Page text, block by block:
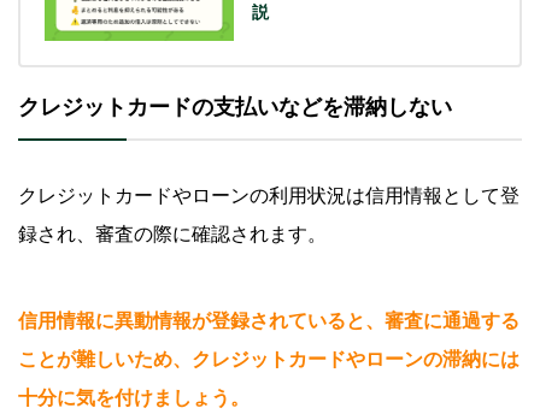
説
クレジットカードの支払いなどを滞納しない
クレジットカードやローンの利用状況は信用情報として登
録され、審査の際に確認されます。
信用情報に異動情報が登録されていると、審査に通過する
ことが難しいため、クレジットカードやローンの滞納には
十分に気を付けましょう。